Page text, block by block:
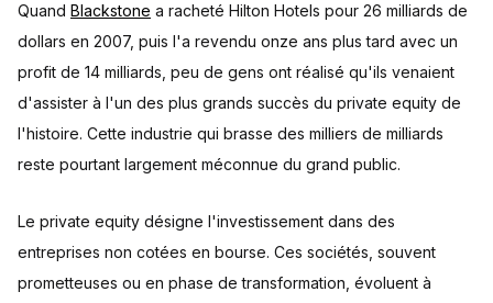
Quand Blackstone a racheté Hilton Hotels pour 26 milliards de
dollars en 2007, puis l'a revendu onze ans plus tard avec un
profit de 14 milliards, peu de gens ont réalisé qu'ils venaient
d'assister à l'un des plus grands succès du private equity de
l'histoire. Cette industrie qui brasse des milliers de milliards
reste pourtant largement méconnue du grand public.
Le private equity désigne l'investissement dans des
entreprises non cotées en bourse. Ces sociétés, souvent
prometteuses ou en phase de transformation, évoluent à